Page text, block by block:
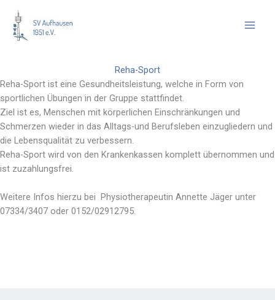
Inhalt
springen
Reha-Sport
Reha-Sport ist eine Gesundheitsleistung, welche in Form von
sportlichen Übungen in der Gruppe stattfindet.
Ziel ist es, Menschen mit körperlichen Einschränkungen und
Schmerzen wieder in das Alltags-und Berufsleben einzugliedern und
die Lebensqualität zu verbessern.
Reha-Sport wird von den Krankenkassen komplett übernommen und
ist zuzahlungsfrei.
Weitere Infos hierzu bei Physiotherapeutin Annette Jäger unter
07334/3407 oder 0152/02912795.